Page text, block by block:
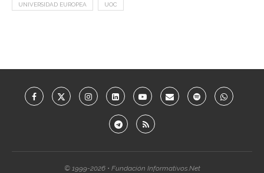
UNIVERSIDAD EUROPEA UOC
© 1999-2026 • Fundación Informativos.Net